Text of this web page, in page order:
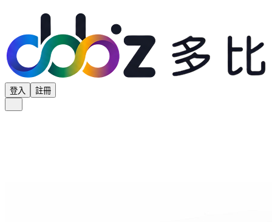
登入 註冊